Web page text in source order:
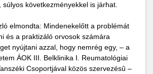
következményekkel is járhat.
elmondta: Mindenekelőtt a problémát
és a praktizáló orvosok számára
nyújtani azzal, hogy nemrég egy, – a
ÁOK III. Belklinika I. Reumatológiai
Csoportjával közös szervezésû –